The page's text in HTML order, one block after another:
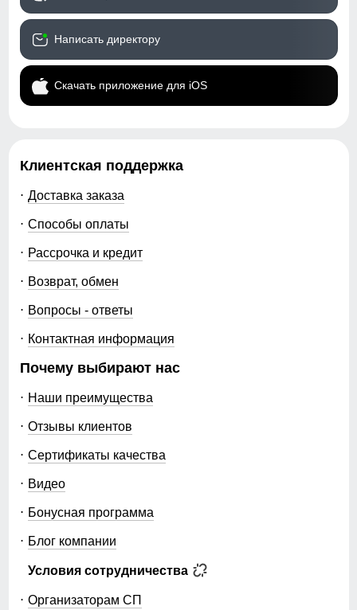
Написать директору
Скачать приложение для iOS
Клиентская поддержка
Доставка заказа
Способы оплаты
Рассрочка и кредит
Возврат, обмен
Вопросы - ответы
Контактная информация
Почему выбирают нас
Наши преимущества
Отзывы клиентов
Сертификаты качества
Видео
Бонусная программа
Блог компании
Условия сотрудничества
Организаторам СП